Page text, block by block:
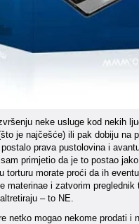
neke usluge kod nekih
je najčešće) ili pak dobiju na
prava pustolovina i
primjetio da je to postao
torturu morate proći da ih
materinae i zatvorim
– to NE.
netko mogao nekome prodati